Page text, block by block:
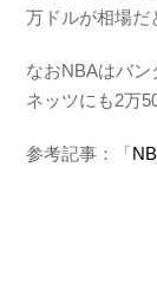
万ドルが相場だ
なおNBAはバン
ネッツにも2万
参考記事：「